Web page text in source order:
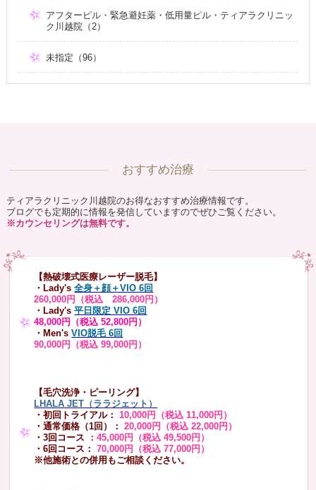
アフターピル・緊急避妊薬・低用量ピル・ティアラクリニッ
ク川越院（2）
未指定（96）
おすすめ治療
ティアラクリニック川越院のお得なおすすめ治療情報です。
ブログでも定期的に情報を発信していますのでぜひご覧ください。
※カウンセリングは無料です。
【熱破壊式医療レーザー脱毛】
・Lady's 全身＋顔＋VIO 6回
260,000円（税込 286,000円）
・Lady's平日限定 VIO 6回
48,000円（税込 52,800円）
・Men's VIO脱毛 6回
90,000円（税込 99,000円）
【毛穴洗浄・ピーリング】
LHALA JET（ララジェット）
・初回トライアル： 10,000円（税込 11,000円）
・通常価格（1回）：
20,000円（税込 22,000円）
・3回コース ：45,000円（税込 49,500円）
・6回コース：
70,000円（税込 77,000円）
※他施術との併用もご相談ください。